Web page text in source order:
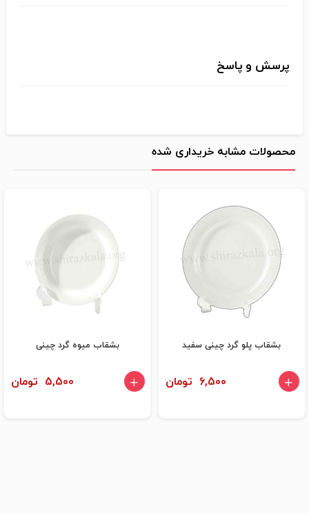
پرسش و پاسخ
محصولات مشابه خریداری شده
بشقاب پلو گرد چینی سفید
6,500 تومان
بشقاب میوه گرد چینی
5,500 تومان